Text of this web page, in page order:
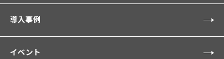
導入事例
イベント